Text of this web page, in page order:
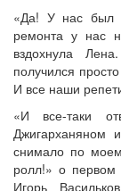
«Да! У нас был
ремонта у нас
вздохнула
получился
И все наши
«И все-таки
Джигарханяном
снимало по
ролл!» о первом
Игорь